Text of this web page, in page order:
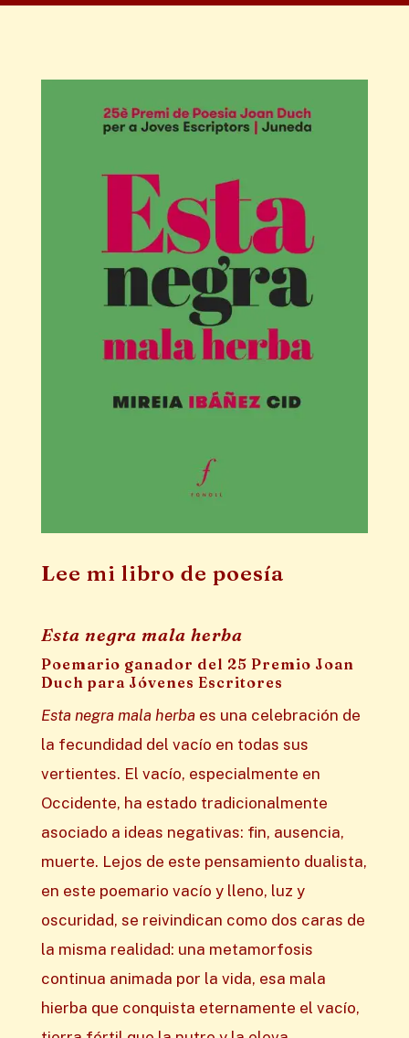
Lee mi libro de poesía
Esta negra mala herba
Poemario ganador del 25 Premio Joan
Duch para Jóvenes Escritores
Esta negra mala herba es una celebración de
la fecundidad del vacío en todas sus
vertientes. El vacío, especialmente en
Occidente, ha estado tradicionalmente
asociado a ideas negativas: fin, ausencia,
muerte. Lejos de este pensamiento dualista,
en este poemario vacío y lleno, luz y
oscuridad, se reivindican como dos caras de
la misma realidad: una metamorfosis
continua animada por la vida, esa mala
hierba que conquista eternamente el vacío,